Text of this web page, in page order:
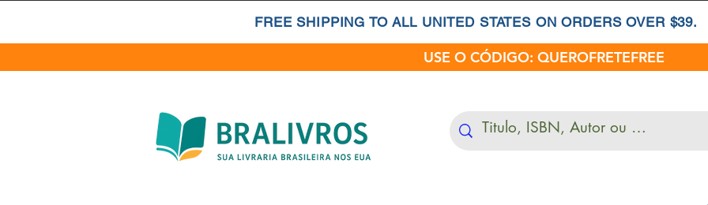
FREE SHIPPING TO ALL UNITED STATES ON ORDERS OVER $39.
USE O CÓDIGO: QUEROFRETEFREE